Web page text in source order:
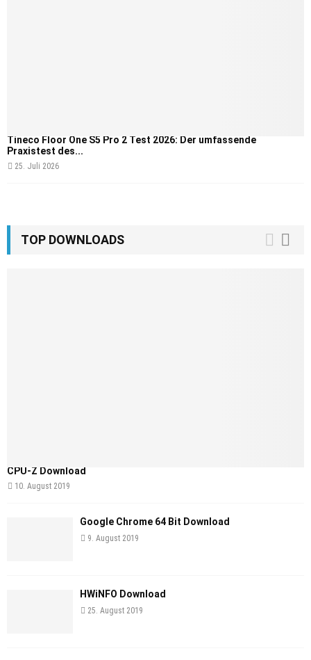
Tineco Floor One S5 Pro 2 Test 2026: Der umfassende
Praxistest des...
25. Juli 2026
TOP DOWNLOADS
CPU-Z Download
10. August 2019
Google Chrome 64 Bit Download
9. August 2019
HWiNFO Download
25. August 2019